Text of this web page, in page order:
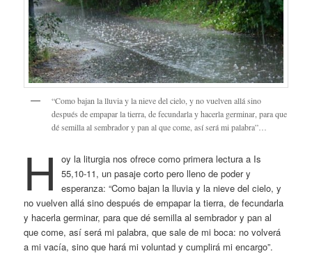
“Como bajan la lluvia y la nieve del cielo, y no vuelven allá sino
después de empapar la tierra, de fecundarla y hacerla germinar, para que
dé semilla al sembrador y pan al que come, así será mi palabra”…
H
oy la liturgia nos ofrece como primera lectura a Is
55,10-11, un pasaje corto pero lleno de poder y
esperanza: “Como bajan la lluvia y la nieve del cielo, y
no vuelven allá sino después de empapar la tierra, de fecundarla
y hacerla germinar, para que dé semilla al sembrador y pan al
que come, así será mi palabra, que sale de mi boca: no volverá
a mi vacía, sino que hará mi voluntad y cumplirá mi encargo”.